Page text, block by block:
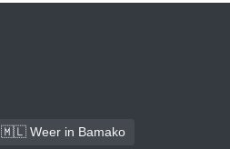
🇲🇱 Weer in Bamako